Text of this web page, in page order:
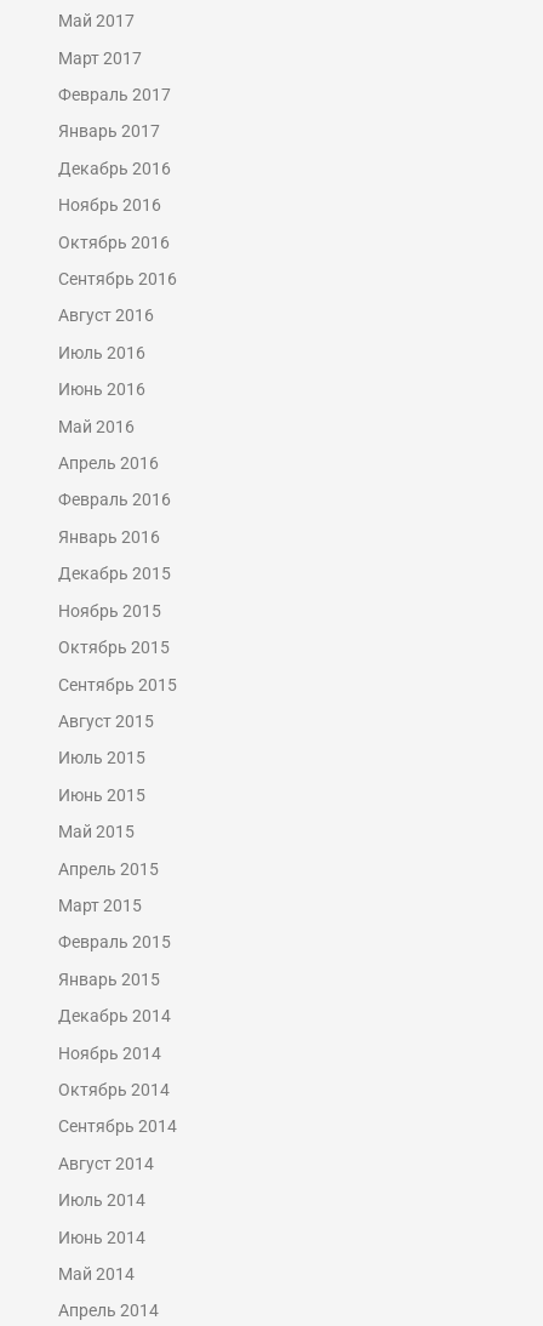
Май 2017
Март 2017
Февраль 2017
Январь 2017
Декабрь 2016
Ноябрь 2016
Октябрь 2016
Сентябрь 2016
Август 2016
Июль 2016
Июнь 2016
Май 2016
Апрель 2016
Февраль 2016
Январь 2016
Декабрь 2015
Ноябрь 2015
Октябрь 2015
Сентябрь 2015
Август 2015
Июль 2015
Июнь 2015
Май 2015
Апрель 2015
Март 2015
Февраль 2015
Январь 2015
Декабрь 2014
Ноябрь 2014
Октябрь 2014
Сентябрь 2014
Август 2014
Июль 2014
Июнь 2014
Май 2014
Апрель 2014